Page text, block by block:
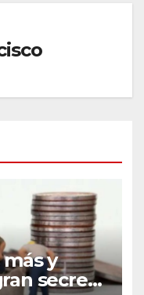
y
secreto